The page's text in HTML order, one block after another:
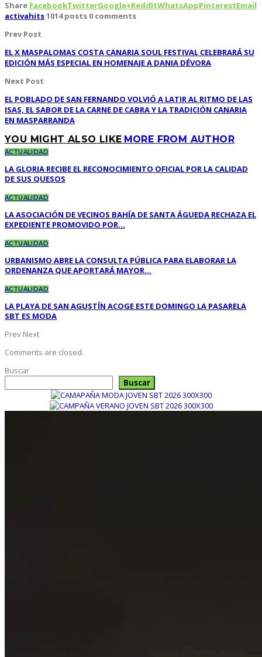
Share FacebookTwitterGoogle+ReddItWhatsAppPinterestEmail
activahits1014 posts 0 comments
Prev Post
EL X MASPALOMAS COSTA CANARIA SOUL FESTIVAL CELEBRARÁ SU
EDICIÓN MÁS ESPECIAL EN HOMENAJE A DANIA DÉVORA
Next Post
EL POBLADO DE SAN FERNANDO VOLVIÓ A LATIR AL RITMO DE LAS
ISAS, EL SABOR DE LA CARNE DE CABRA Y LA TRADICIÓN CANARIA
EN MASPARRANDA
YOU MIGHT ALSO LIKE MORE FROM AUTHOR
ACTUALIDAD
LA GLORIA RECIBE EL RECONOCIMIENTO OFICIAL POR LA CALIDAD
DE SUS QUESOS
ACTUALIDAD
LA ASOCIACIÓN DE VECINOS BAHÍA DE SANTA ÁGUEDA RECHAZA EL
EXPEDIENTE PROMOVIDO POR…
ACTUALIDAD
URBANISMO ABRE LA CONSULTA PÚBLICA PARA ELABORAR LA
ORDENANZA QUE APORTARÁ MAYOR…
ACTUALIDAD
LA PLAYA DE SAN AGUSTÍN ACOGE ESTE DOMINGO LA PASARELA
SBT ES MODA
Prev Next
Comments are closed.
Buscar
Buscar